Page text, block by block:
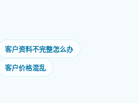
客户资料不完整怎么办
客户价格混乱